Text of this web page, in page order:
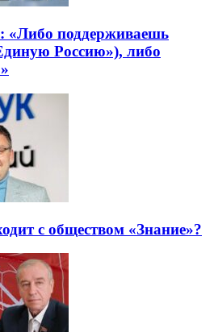
«Либо поддерживаешь
Россию»), либо
с обществом «Знание»?